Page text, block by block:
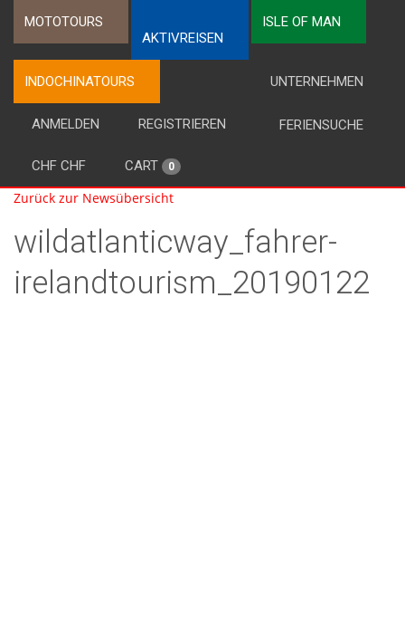
MOTOTOURS
AKTIVREISEN
ISLE OF MAN
INDOCHINATOURS UNTERNEHMEN
FERIENSUCHE
ANMELDEN REGISTRIEREN
CHF CHF CART 0
Zurück zur Newsübersicht
wildatlanticway_fahrer-
irelandtourism_20190122